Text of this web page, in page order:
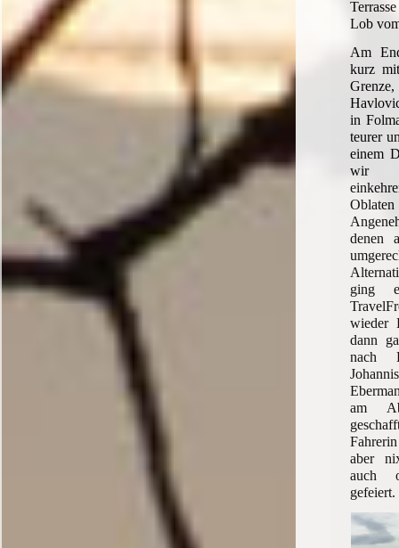
Lob
Am
kurz
in
teurer
einem
wir
denen
ging
wieder
dann
nach
am
aber
auch
gefeiert.